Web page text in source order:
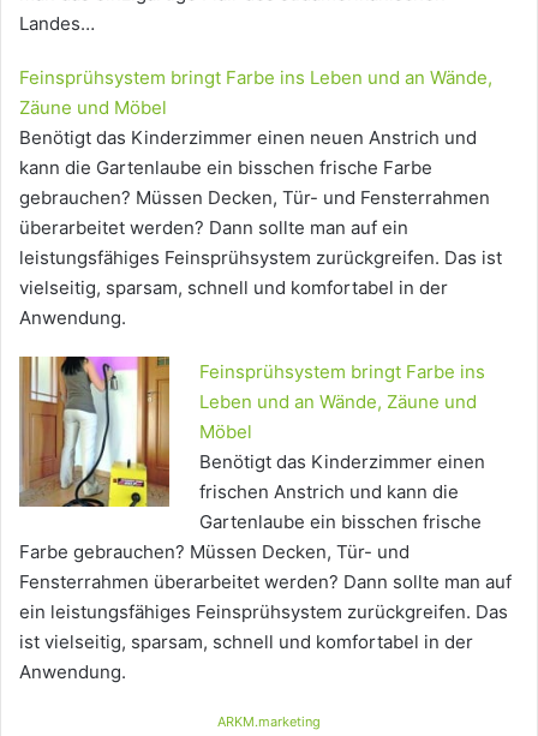
Landes…
Feinsprühsystem bringt Farbe ins Leben und an Wände,
Zäune und Möbel
Benötigt das Kinderzimmer einen neuen Anstrich und
kann die Gartenlaube ein bisschen frische Farbe
gebrauchen? Müssen Decken, Tür- und Fensterrahmen
überarbeitet werden? Dann sollte man auf ein
leistungsfähiges Feinsprühsystem zurückgreifen. Das ist
vielseitig, sparsam, schnell und komfortabel in der
Anwendung.
Feinsprühsystem bringt Farbe ins
Leben und an Wände, Zäune und
Möbel
Benötigt das Kinderzimmer einen
frischen Anstrich und kann die
Gartenlaube ein bisschen frische
Farbe gebrauchen? Müssen Decken, Tür- und
Fensterrahmen überarbeitet werden? Dann sollte man auf
ein leistungsfähiges Feinsprühsystem zurückgreifen. Das
ist vielseitig, sparsam, schnell und komfortabel in der
Anwendung.
ARKM.marketing